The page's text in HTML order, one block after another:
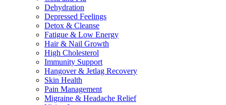
Dehydration
Depressed Feelings
Detox & Cleanse
Fatigue & Low Energy
Hair & Nail Growth
High Cholesterol
Immunity Support
Hangover & Jetlag Recovery
Skin Health
Pain Management
Migraine & Headache Relief